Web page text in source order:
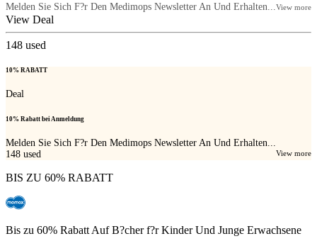
Melden Sie Sich F?r Den Medimops Newsletter An Und Erhalten... View more
View Deal
148 used
10% RABATT
Deal
10% Rabatt bei Anmeldung
Melden Sie Sich F?r Den Medimops Newsletter An Und Erhalten...
View more
148 used
BIS ZU 60% RABATT
Bis zu 60% Rabatt Auf B?cher f?r Kinder Und Junge Erwachsene